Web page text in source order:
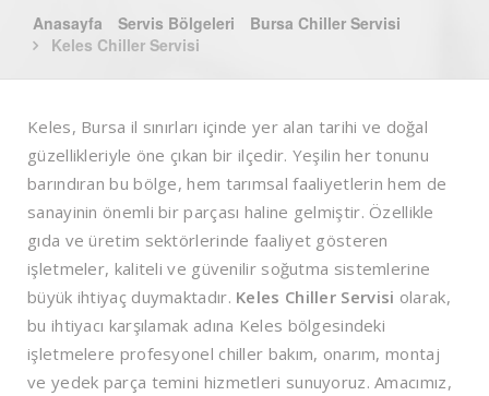
Anasayfa Servis Bölgeleri
Bursa Chiller Servisi
Keles Chiller Servisi
Keles, Bursa il sınırları içinde yer alan tarihi ve doğal
güzellikleriyle öne çıkan bir ilçedir. Yeşilin her tonunu
barındıran bu bölge, hem tarımsal faaliyetlerin hem de
sanayinin önemli bir parçası haline gelmiştir. Özellikle
gıda ve üretim sektörlerinde faaliyet gösteren
işletmeler, kaliteli ve güvenilir soğutma sistemlerine
büyük ihtiyaç duymaktadır. Keles Chiller Servisi olarak,
bu ihtiyacı karşılamak adına Keles bölgesindeki
işletmelere profesyonel chiller bakım, onarım, montaj
ve yedek parça temini hizmetleri sunuyoruz. Amacımız,